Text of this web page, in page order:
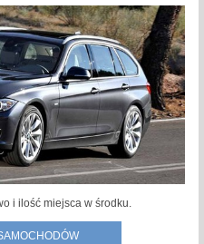
i ilość miejsca w środku.